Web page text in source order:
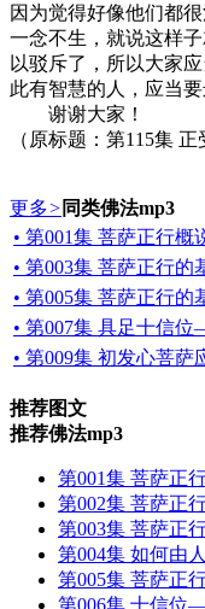
因为觉得好像他们都
一念不生，就说这样
以驳斥了，所以大家
此有智慧的人，应当
谢谢大家！
（原标题：第115集
更多> 同类佛法mp3
• 第001集 菩萨正行概
• 第003集 菩萨正行
• 第005集 菩萨正行
• 第007集 具足十信
• 第009集 初发心菩
推荐图文
推荐佛法mp3
第001集 菩萨正
第002集 菩萨正
第003集 菩萨正
第004集 如何由
第005集 菩萨正